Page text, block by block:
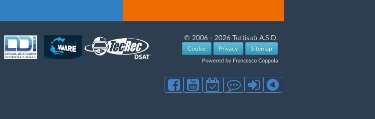
© 2006 - 2026 Tuttisub A.S.D.
Cookie Privacy Sitemap
Powered by Francesco Coppola